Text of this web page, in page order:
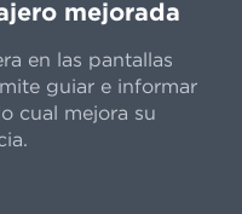
mejorada
en las pantallas
guiar e informar
cual mejora su